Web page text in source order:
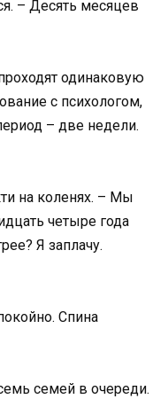
– Десять месяцев
одинаковую
с психологом,
– две недели.
на коленях. – Мы
четыре года
Я заплачу.
Спина
семей в очереди.